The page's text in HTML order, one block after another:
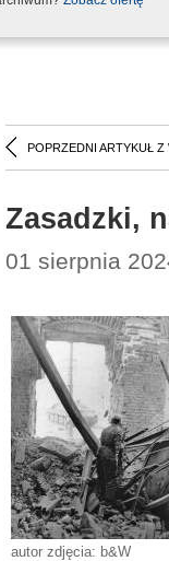
POPRZEDNI ARTYKUŁ Z
Zasadzki,
01 sierpnia
autor zdjęcia: b&W